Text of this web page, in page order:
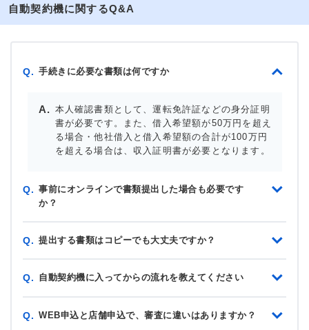
自動契約機に関するQ&A
Q. 手続きに必要な書類は何ですか
本人確認書類として、運転免許証などの身分証明
書が必要です。また、借入希望額が50万円を超え
る場合・他社借入と借入希望額の合計が100万円
を超える場合は、収入証明書が必要となります。
Q. 事前にオンラインで書類提出した場合も必要です
か？
Q. 提出する書類はコピーでも大丈夫ですか？
Q. 自動契約機に入ってからの流れを教えてください
Q. WEB申込と店舗申込で、審査に違いはありますか？